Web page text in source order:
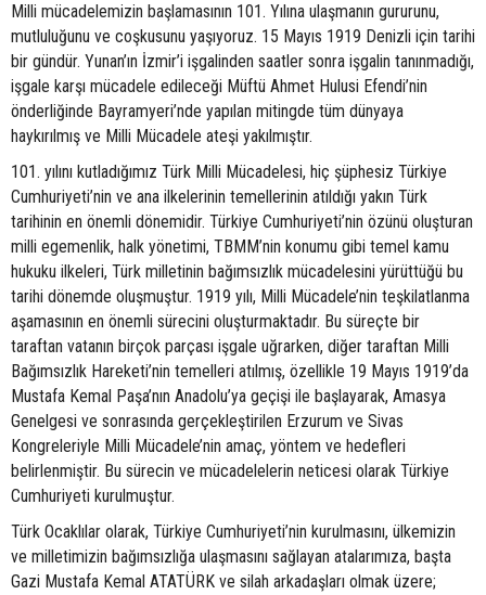
Milli mücadelemizin başlamasının 101. Yılına ulaşmanın gururunu,
mutluluğunu ve coşkusunu yaşıyoruz. 15 Mayıs 1919 Denizli için tarihi
bir gündür. Yunan’ın İzmir’i işgalinden saatler sonra işgalin tanınmadığı,
işgale karşı mücadele edileceği Müftü Ahmet Hulusi Efendi’nin
önderliğinde Bayramyeri’nde yapılan mitingde tüm dünyaya
haykırılmış ve Milli Mücadele ateşi yakılmıştır.
101. yılını kutladığımız Türk Milli Mücadelesi, hiç şüphesiz Türkiye
Cumhuriyeti’nin ve ana ilkelerinin temellerinin atıldığı yakın Türk
tarihinin en önemli dönemidir. Türkiye Cumhuriyeti’nin özünü oluşturan
milli egemenlik, halk yönetimi, TBMM’nin konumu gibi temel kamu
hukuku ilkeleri, Türk milletinin bağımsızlık mücadelesini yürüttüğü bu
tarihi dönemde oluşmuştur. 1919 yılı, Milli Mücadele’nin teşkilatlanma
aşamasının en önemli sürecini oluşturmaktadır. Bu süreçte bir
taraftan vatanın birçok parçası işgale uğrarken, diğer taraftan Milli
Bağımsızlık Hareketi’nin temelleri atılmış, özellikle 19 Mayıs 1919’da
Mustafa Kemal Paşa’nın Anadolu’ya geçişi ile başlayarak, Amasya
Genelgesi ve sonrasında gerçekleştirilen Erzurum ve Sivas
Kongreleriyle Milli Mücadele’nin amaç, yöntem ve hedefleri
belirlenmiştir. Bu sürecin ve mücadelelerin neticesi olarak Türkiye
Cumhuriyeti kurulmuştur.
Türk Ocaklılar olarak, Türkiye Cumhuriyeti’nin kurulmasını, ülkemizin
ve milletimizin bağımsızlığa ulaşmasını sağlayan atalarımıza, başta
Gazi Mustafa Kemal ATATÜRK ve silah arkadaşları olmak üzere;